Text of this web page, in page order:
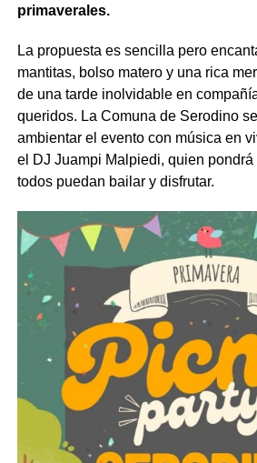
primaverales.
La propuesta es sencilla pero
mantitas, bolso matero y una rica
de una tarde inolvidable en
queridos. La Comuna de Serodino
ambientar el evento con música en
el DJ Juampi Malpiedi, quien pondrá
todos puedan bailar y disfrutar.